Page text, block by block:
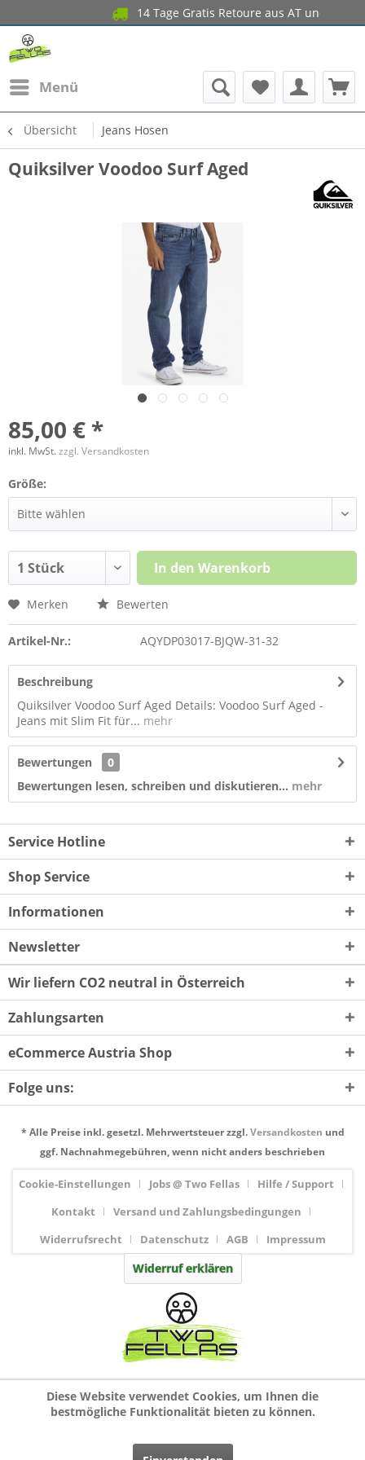
14 Tage Gratis Retoure aus AT
Menü
Übersicht Jeans Hosen
Quiksilver Voodoo Surf Aged
85,00 € *
inkl. MwSt.zzgl. Versandkosten
Größe:
In den Warenkorb
Merken Bewerten
Artikel-Nr.: AQYDP03017-BJQW-31-32
Beschreibung
Quiksilver Voodoo Surf Aged Details: Voodoo Surf Aged -
Jeans mit Slim Fit für... mehr
Bewertungen
0
Bewertungen lesen, schreiben und diskutieren... mehr
Service Hotline
Shop Service
Informationen
Newsletter
Wir liefern CO2 neutral in Österreich
Zahlungsarten
eCommerce Austria Shop
Folge uns:
* Alle Preise inkl. gesetzl. Mehrwertsteuer zzgl.Versandkosten und
ggf. Nachnahmegebühren, wenn nicht anders beschrieben
Cookie-Einstellungen Jobs @ Two Fellas
Hilfe / Support
Kontakt
Versand und Zahlungsbedingungen
Widerrufsrecht
Datenschutz AGB Impressum
Widerruf erklären
Diese Website verwendet Cookies, um Ihnen die
bestmögliche Funktionalität bieten zu können.